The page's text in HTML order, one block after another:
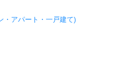
・アパート・一戸建て)